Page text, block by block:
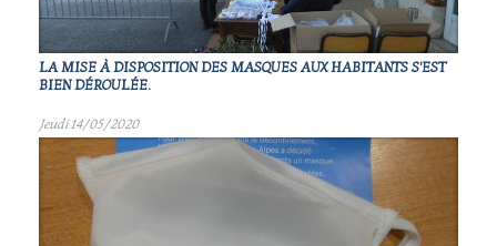
LA MISE À DISPOSITION DES MASQUES AUX HABITANTS S'EST
BIEN DÉROULÉE.
Jeudi 14/05/2020